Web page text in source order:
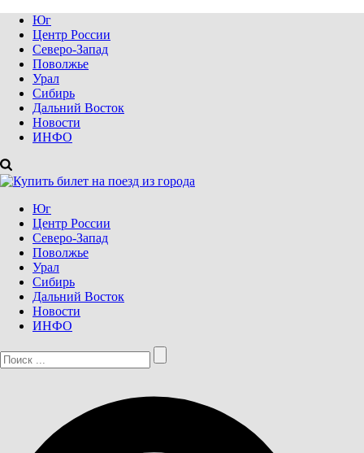
Юг
Центр России
Северо-Запад
Поволжье
Урал
Сибирь
Дальний Восток
Новости
ИНФО
Юг
Центр России
Северо-Запад
Поволжье
Урал
Сибирь
Дальний Восток
Новости
ИНФО